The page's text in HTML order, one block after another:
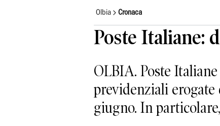
Olbia Cronaca
Poste Italiane:
OLBIA. Poste
previdenziali
giugno. In